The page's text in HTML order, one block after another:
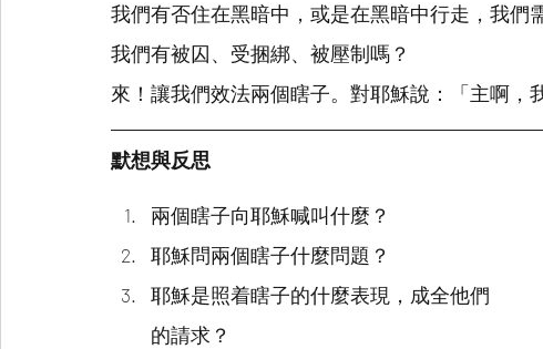
我們有否住在黑暗中，或是在黑暗中行走，我們
我們有被囚、受捆綁、被壓制嗎？
來！讓我們效法兩個瞎子。對耶穌說：「主啊，
默想與反思
兩個瞎子向耶穌喊叫什麼？
耶穌問兩個瞎子什麼問題？
耶穌是照着瞎子的什麼表現，成全他們
的請求？